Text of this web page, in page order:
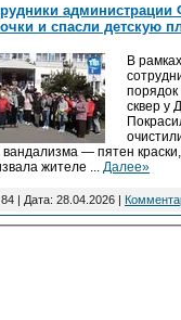
администрации
и спасли детскую
В
порядок
сквер у
вандализма — пятен
жителе ... Далее»
| Дата: 28.04.2026 |